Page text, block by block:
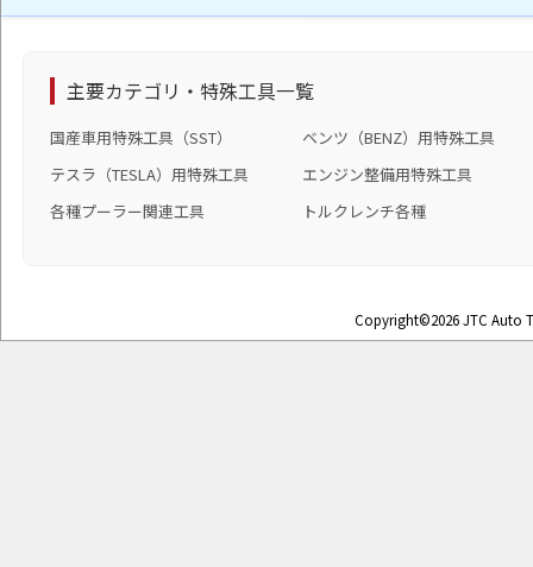
主要カテゴリ・特殊工具一覧
国産車用特殊工具（SST）
ベンツ（BENZ）用特殊工具
テスラ（TESLA）用特殊工具
エンジン整備用特殊工具
各種プーラー関連工具
トルクレンチ各種
Copyright©2026 JTC Auto